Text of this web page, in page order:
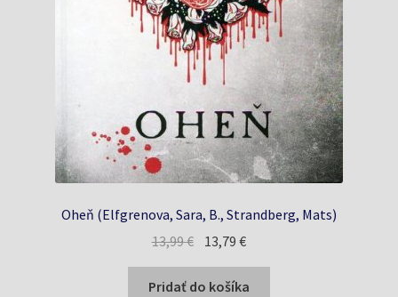
Oheň (Elfgrenova, Sara, B., Strandberg, Mats)
13,99€ Pôvodná
cena
bola:
13,79€Aktuálna
cena
je:
Pridať do košíka